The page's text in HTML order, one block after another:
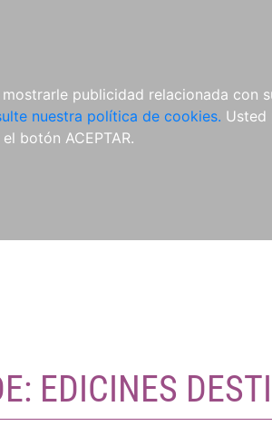
publicidad relacionada con
nuestra política de cookies. Usted
botón ACEPTAR.
EDICINES